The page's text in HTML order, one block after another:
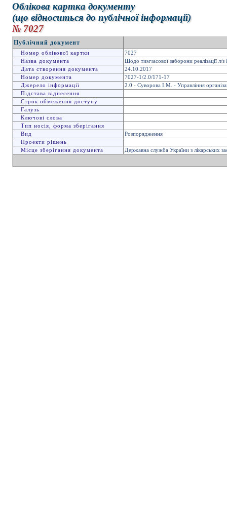
Облікова картка документу
(що відноситься до публічної інформації)
№ 7027
Публічний документ
Номер облікової картки
7027
Назва документа
Щодо тимчасової заборони реалізації
Дата створення документа
24.10.2017
Номер документа
7027-1/2.0/171-17
Джерело інформації
2.0 - Суворова І.М. - Управління
Підстава віднесення
Строк обмеження доступу
Галузь
Ключові слова
Тип носія, форма зберігання
Вид
Розпорядження
Проекти рішень
Місце зберігання документа
Державна служба України з лікарських